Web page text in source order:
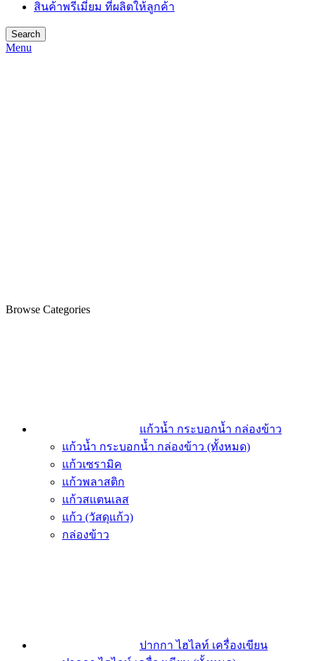
สินค้าพรีเมี่ยม ที่ผลิตให้ลูกค้า
Search
Menu
Browse Categories
แก้วน้ำ กระบอกน้ำ กล่องข้าว
แก้วน้ำ กระบอกน้ำ กล่องข้าว (ทั้งหมด)
แก้วเซรามิค
แก้วพลาสติก
แก้วสแตนเลส
แก้ว (วัสดุแก้ว)
กล่องข้าว
ปากกา ไฮไลท์ เครื่องเขียน